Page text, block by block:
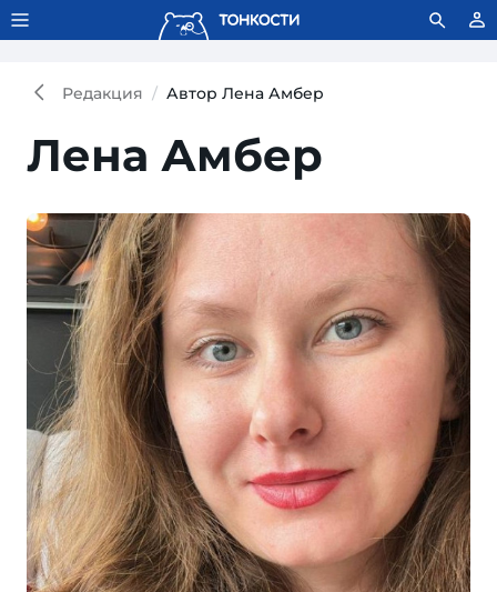
Тонкости используют сookie-файлы. Что это значит?
Редакция Автор Лена Амбер
Лена Амбер